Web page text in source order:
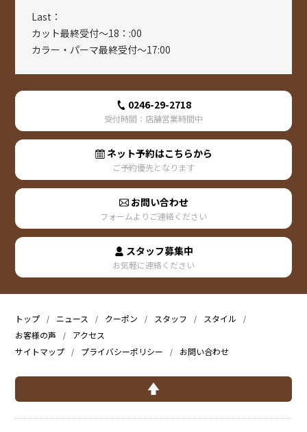
Last：
カット最終受付～18：:00
カラー・パーマ最終受付～17:00
0246-29-2718
受付時間：店舗営業時間中
ネット予約はこちらから
ご予約優先となります
お問い合わせ
フォームよりご連絡ください
スタッフ募集中
お気軽に連絡ください
トップ ニュース クーポン スタッフ
スタイル
お客様の声
アクセス
サイトマップ
プライバシーポリシー お問い合わせ